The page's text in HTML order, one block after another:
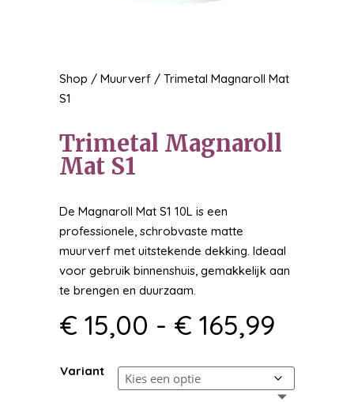
Shop / Muurverf/ Trimetal Magnaroll Mat
S1
Trimetal Magnaroll
Mat S1
De Magnaroll Mat S1 10L is een
professionele, schrobvaste matte
muurverf met uitstekende dekking. Ideaal
voor gebruik binnenshuis, gemakkelijk aan
te brengen en duurzaam.
€ 15,00 - € 165,99
tot
€
Variant